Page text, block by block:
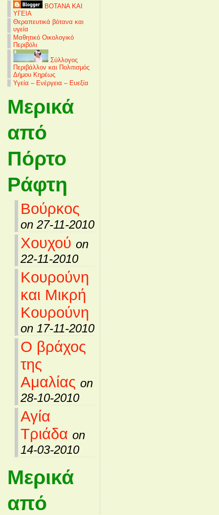
ΒΟΤΑΝΑ ΚΑΙ
ΥΓΕΙΑ
Θεραπευτικά βότανα και
υγεία
Μαθητικό Οικολογικό
Περιβόλι
Σύλλογος
Περιβάλλον και Πολιτισμός
Δήμου Κηρέως
Υγεία – Ενέργεια – Ευεξία
Μερικά
από
Πόρτο
Ράφτη
Βούρκος
on 27-11-2010
Χουχού on
22-11-2010
Κουρούνη
και Μικρή
Κουρούνη
on 17-11-2010
Ο βράχος
της
Αμαλίας on
28-10-2010
Αγία
Τριάδα on
14-03-2010
Μερικά
από